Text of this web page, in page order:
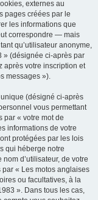
externes au
pages créées par le
les informations que
correspondre — mais
qu’utilisateur anonyme,
» (désignée ci-après par
après votre inscription et
messages »).
(désigné ci-après
vous permettant
par « votre mot de
informations de votre
protégées par les lois
qui héberge notre
d’utilisateur, de votre
« Les motos anglaises
ou facultatives, à la
». Dans tous les cas,